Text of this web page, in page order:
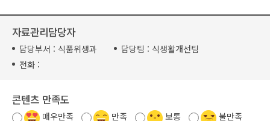
자료관리담당자
담당부서 : 식품위생과 담당팀 : 식생활개선팀
전화 :
콘텐츠 만족도
매우만족 만족 보통 불만족